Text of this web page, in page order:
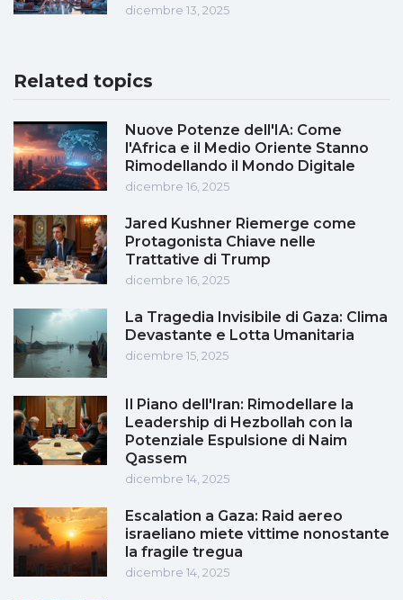
dicembre 13, 2025
Related topics
Nuove Potenze dell'IA: Come
l'Africa e il Medio Oriente Stanno
Rimodellando il Mondo Digitale
dicembre 16, 2025
Jared Kushner Riemerge come
Protagonista Chiave nelle
Trattative di Trump
dicembre 16, 2025
La Tragedia Invisibile di Gaza: Clima
Devastante e Lotta Umanitaria
dicembre 15, 2025
Il Piano dell'Iran: Rimodellare la
Leadership di Hezbollah con la
Potenziale Espulsione di Naim
Qassem
dicembre 14, 2025
Escalation a Gaza: Raid aereo
israeliano miete vittime nonostante
la fragile tregua
dicembre 14, 2025